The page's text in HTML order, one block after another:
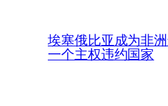
埃塞俄比亚成为非
一个主权违约国家